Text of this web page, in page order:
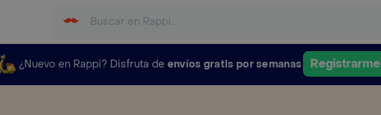
¿Nuevo en Rappi? Disfruta de envíos gratis por semanas Registrarme